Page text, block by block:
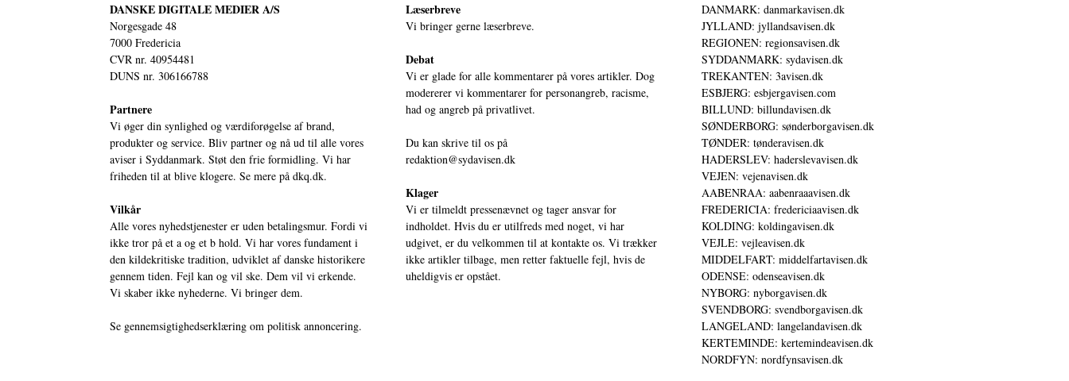
DANSKE DIGITALE MEDIER A/S
Norgesgade 48
7000 Fredericia
CVR nr. 40954481
DUNS nr. 306166788
Partnere
Vi øger din synlighed og værdiforøgelse af brand,
produkter og service. Bliv partner og nå ud til alle vores
aviser i Syddanmark. Støt den frie formidling. Vi har
friheden til at blive klogere. Se mere på dkq.dk.
Vilkår
Alle vores nyhedstjenester er uden betalingsmur. Fordi vi
ikke tror på et a og et b hold. Vi har vores fundament i
den kildekritiske tradition, udviklet af danske historikere
gennem tiden. Fejl kan og vil ske. Dem vil vi erkende.
Vi skaber ikke nyhederne. Vi bringer dem.
Se gennemsigtighedserklæring om politisk annoncering.
Læserbreve
Vi bringer gerne læserbreve.
Debat
Vi er glade for alle kommentarer på vores artikler. Dog
modererer vi kommentarer for personangreb, racisme,
had og angreb på privatlivet.
Du kan skrive til os på
redaktion@sydavisen.dk
Klager
Vi er tilmeldt pressenævnet og tager ansvar for
indholdet. Hvis du er utilfreds med noget, vi har
udgivet, er du velkommen til at kontakte os. Vi trækker
ikke artikler tilbage, men retter faktuelle fejl, hvis de
uheldigvis er opstået.
DANMARK: danmarkavisen.dk
JYLLAND: jyllandsavisen.dk
REGIONEN: regionsavisen.dk
SYDDANMARK: sydavisen.dk
TREKANTEN: 3avisen.dk
ESBJERG: esbjergavisen.com
BILLUND: billundavisen.dk
SØNDERBORG: sønderborgavisen.dk
TØNDER: tønderavisen.dk
HADERSLEV: haderslevavisen.dk
VEJEN: vejenavisen.dk
AABENRAA: aabenraaavisen.dk
FREDERICIA: fredericiaavisen.dk
KOLDING: koldingavisen.dk
VEJLE: vejleavisen.dk
MIDDELFART: middelfartavisen.dk
ODENSE: odenseavisen.dk
NYBORG: nyborgavisen.dk
SVENDBORG: svendborgavisen.dk
LANGELAND: langelandavisen.dk
KERTEMINDE: kertemindeavisen.dk
NORDFYN: nordfynsavisen.dk